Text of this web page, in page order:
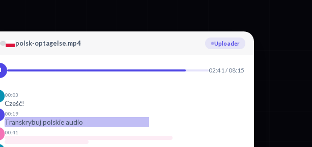
polsk-optagelse.mp4 Transskriberer Polsk
02:41 / 08:15
00:03
Cześć!
00:19
Transkrybuj polskie audio
00:41